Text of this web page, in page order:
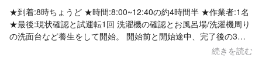
★到着:8時ちょうど ★時間:8:00~12:40の約4時間半 ★作業者:1名
★最後:現状確認と試運転1回 洗濯機の確認とお風呂場/洗濯機周り
の洗面台など養生をして開始。 開始前と開始途中、完了後の3回
現状を見せて頂けました。 4年間一度も掃除していなかった洗浄
続きを読む